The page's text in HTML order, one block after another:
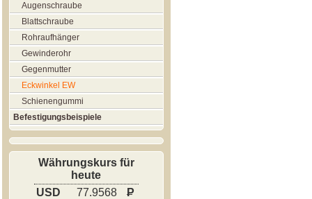
Augenschraube
Blattschraube
Rohraufhänger
Gewinderohr
Gegenmutter
Eckwinkel EW
Schienengummi
Befestigungsbeispiele
Währungskurs für
heute
USD
77.9568
P